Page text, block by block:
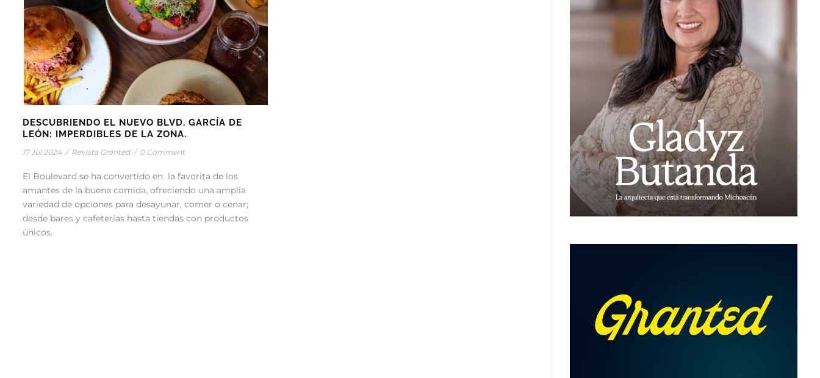
DESCUBRIENDO EL NUEVO BLVD. GARCÍA DE
LEÓN: IMPERDIBLES DE LA ZONA.
17 Jul 2024 / Revista Granted / 0 Comment
El Boulevard se ha convertido en la favorita de los
amantes de la buena comida, ofreciendo una amplia
variedad de opciones para desayunar, comer o cenar;
desde bares y cafeterías hasta tiendas con productos
únicos.